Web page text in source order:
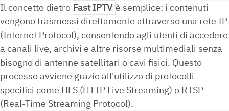
Il concetto dietro Fast IPTVè semplice: i contenuti
vengono trasmessi direttamente attraverso una rete IP
(Internet Protocol), consentendo agli utenti di accedere
a canali live, archivi e altre risorse multimediali senza
bisogno di antenne satellitari o cavi fisici. Questo
processo avviene grazie all'utilizzo di protocolli
specifici come HLS (HTTP Live Streaming) o RTSP
(Real-Time Streaming Protocol).